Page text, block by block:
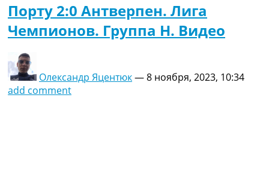
Порту 2:0 Антверпен. Лига
Чемпионов. Группа H. Видео
Олександр Яцентюк—8 ноября, 2023, 10:34
add comment